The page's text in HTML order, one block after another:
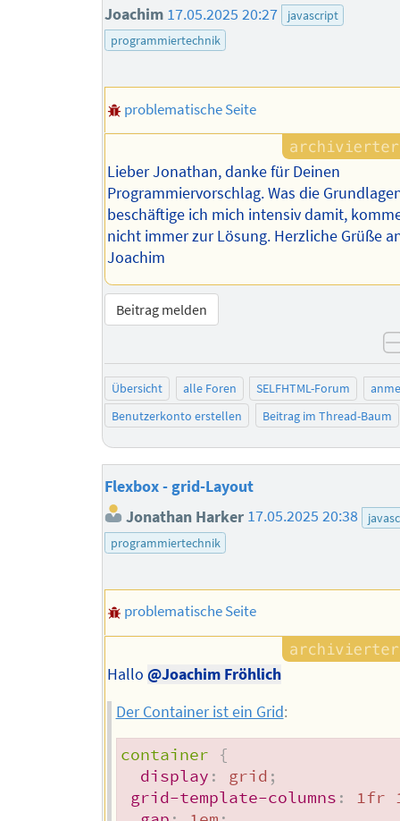
Joachim 17.05.2025 20:27
javascript
programmiertechnik
problematische Seite
Lieber Jonathan, danke für Deinen
Programmiervorschlag. Was die
beschäftige ich mich intensiv damit,
nicht immer zur Lösung. Herzliche Grüße
Joachim
Beitrag melden
Übersicht alle Foren SELFHTML-Forum
Benutzerkonto erstellen
Beitrag im Thread-Baum
Flexbox - grid-Layout
Jonathan Harker 17.05.2025 20:38
programmiertechnik
problematische Seite
Hallo @Joachim Fröhlich
Der Container ist ein Grid:
container
{
display : grid ;
grid-template-columns :
1fr